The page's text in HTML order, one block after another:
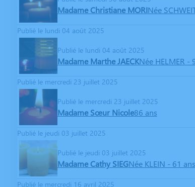
Madame Christiane MORINée
Publié le lundi 04 août 2025
Publié le lundi 04 août 2025
Madame Marthe JAECKNée HELMER -
Publié le mercredi 23 juillet 2025
Publié le mercredi 23 juillet 2025
Madame Sœur Nicole86 ans
Publié le jeudi 03 juillet 2025
Publié le jeudi 03 juillet 2025
Madame Cathy SIEGNée KLEIN - 61 ans
Publié le mercredi 16 avril 2025